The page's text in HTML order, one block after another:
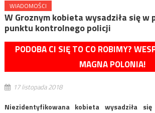
WIADOMOŚCI
W Groznym kobieta wysadziła się w
punktu kontrolnego policji
PODOBA CI SIĘ TO CO ROBIMY?
MAGNA POLONIA!
17 listopada 2018
Niezidentyfikowana kobieta wysadziła